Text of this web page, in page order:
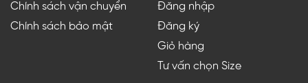
Chính sách vận chuyển
Chính sách bảo mật
Đăng nhập
Đăng ký
Giỏ hàng
Tư vấn chọn Size